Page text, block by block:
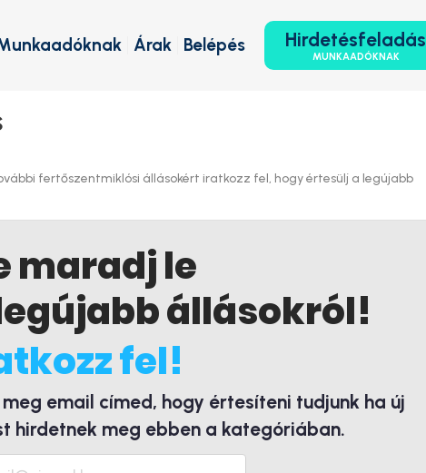
Hirdetésfeladás
MUNKAADÓKNAK
Belépés
Árak
fertőszentmiklósi állásokért iratkozz fel, hogy értesülj a legújabb
maradj le
állásokról!
fel!
email címed, hogy értesíteni tudjunk ha új
hirdetnek meg ebben a kategóriában.